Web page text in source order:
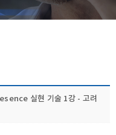
실현 기술 1강 - 고려